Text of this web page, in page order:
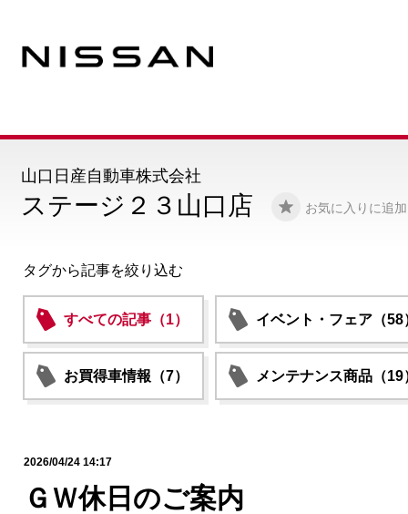
ステージ２３山口店 お気に入りに追加
山口日産自動車株式会社
タグから記事を絞り込む
すべての記事（1） イベント・フェア（58
お買得車情報（7） メンテナンス商品（19
2026/04/24 14:17
ＧＷ休日のご案内